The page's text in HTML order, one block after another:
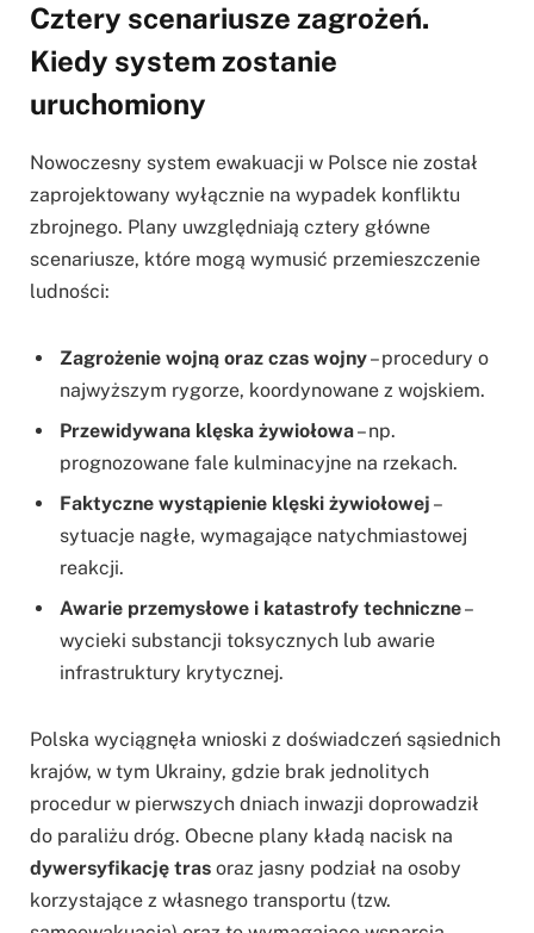
Cztery scenariusze zagrożeń.
Kiedy system zostanie
uruchomiony
Nowoczesny system ewakuacji w Polsce nie został
zaprojektowany wyłącznie na wypadek konfliktu
zbrojnego. Plany uwzględniają cztery główne
scenariusze, które mogą wymusić przemieszczenie
ludności:
Zagrożenie wojną oraz czas wojny– procedury o
najwyższym rygorze, koordynowane z wojskiem.
Przewidywana klęska żywiołowa– np.
prognozowane fale kulminacyjne na rzekach.
Faktyczne wystąpienie klęski żywiołowej –
sytuacje nagłe, wymagające natychmiastowej
reakcji.
Awarie przemysłowe i katastrofy techniczne–
wycieki substancji toksycznych lub awarie
infrastruktury krytycznej.
Polska wyciągnęła wnioski z doświadczeń sąsiednich
krajów, w tym Ukrainy, gdzie brak jednolitych
procedur w pierwszych dniach inwazji doprowadził
do paraliżu dróg. Obecne plany kładą nacisk na
dywersyfikację tras oraz jasny podział na osoby
korzystające z własnego transportu (tzw.